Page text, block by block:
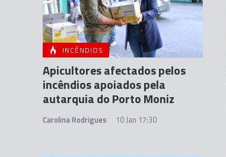
INCÊNDIOS
Apicultores afectados pelos
incêndios apoiados pela
autarquia do Porto Moniz
Carolina Rodrigues 10 Jan 17:30